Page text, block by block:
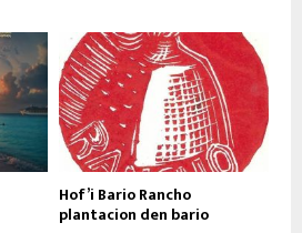
Hof’i Bario Rancho
plantacion den bario